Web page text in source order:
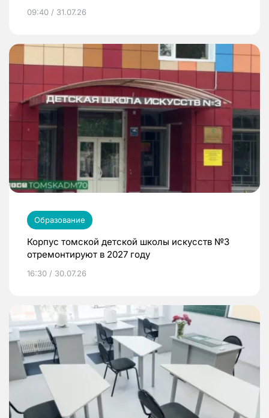
09:40 / 31.07.26
Образование
Корпус томской детской школы искусств №3
отремонтируют в 2027 году
16:30 / 30.07.26